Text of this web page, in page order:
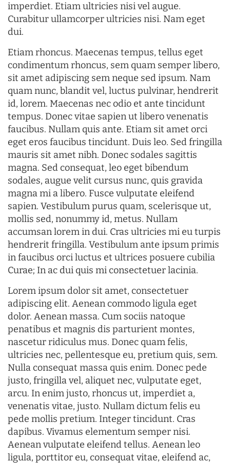
imperdiet. Etiam ultricies nisi vel augue.
Curabitur ullamcorper ultricies nisi. Nam eget
dui.
Etiam rhoncus. Maecenas tempus, tellus eget
condimentum rhoncus, sem quam semper libero,
sit amet adipiscing sem neque sed ipsum. Nam
quam nunc, blandit vel, luctus pulvinar, hendrerit
id, lorem. Maecenas nec odio et ante tincidunt
tempus. Donec vitae sapien ut libero venenatis
faucibus. Nullam quis ante. Etiam sit amet orci
eget eros faucibus tincidunt. Duis leo. Sed fringilla
mauris sit amet nibh. Donec sodales sagittis
magna. Sed consequat, leo eget bibendum
sodales, augue velit cursus nunc, quis gravida
magna mi a libero. Fusce vulputate eleifend
sapien. Vestibulum purus quam, scelerisque ut,
mollis sed, nonummy id, metus. Nullam
accumsan lorem in dui. Cras ultricies mi eu turpis
hendrerit fringilla. Vestibulum ante ipsum primis
in faucibus orci luctus et ultrices posuere cubilia
Curae; In ac dui quis mi consectetuer lacinia.
Lorem ipsum dolor sit amet, consectetuer
adipiscing elit. Aenean commodo ligula eget
dolor. Aenean massa. Cum sociis natoque
penatibus et magnis dis parturient montes,
nascetur ridiculus mus. Donec quam felis,
ultricies nec, pellentesque eu, pretium quis, sem.
Nulla consequat massa quis enim. Donec pede
justo, fringilla vel, aliquet nec, vulputate eget,
arcu. In enim justo, rhoncus ut, imperdiet a,
venenatis vitae, justo. Nullam dictum felis eu
pede mollis pretium. Integer tincidunt. Cras
dapibus. Vivamus elementum semper nisi.
Aenean vulputate eleifend tellus. Aenean leo
ligula, porttitor eu, consequat vitae, eleifend ac,